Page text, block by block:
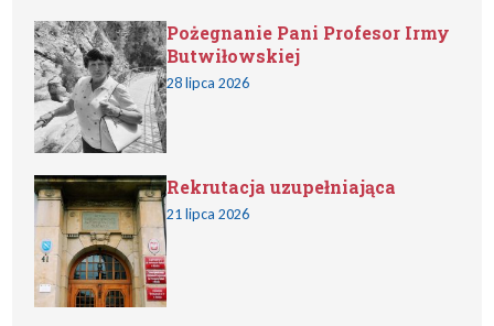
Pożegnanie Pani Profesor Irmy
Butwiłowskiej
28 lipca 2026
Rekrutacja uzupełniająca
21 lipca 2026